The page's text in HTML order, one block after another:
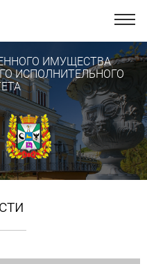
ИМУЩЕСТВА
ИСПОЛНИТЕЛЬНОГО